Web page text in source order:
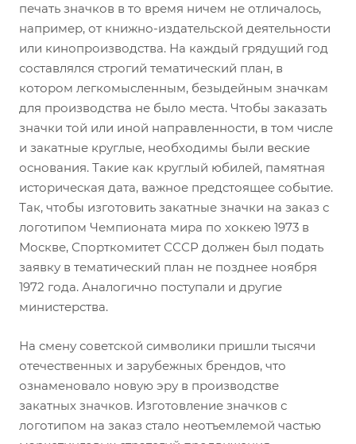
печать значков в то время ничем не отличалось,
например, от книжно-издательской деятельности
или кинопроизводства. На каждый грядущий год
составлялся строгий тематический план, в
котором легкомысленным, безыдейным значкам
для производства не было места. Чтобы заказать
значки той или иной направленности, в том числе
и закатные круглые, необходимы были веские
основания. Такие как круглый юбилей, памятная
историческая дата, важное предстоящее событие.
Так, чтобы изготовить закатные значки на заказ с
логотипом Чемпионата мира по хоккею 1973 в
Москве, Спорткомитет СССР должен был подать
заявку в тематический план не позднее ноября
1972 года. Аналогично поступали и другие
министерства.
На смену советской символики пришли тысячи
отечественных и зарубежных брендов, что
ознаменовало новую эру в производстве
закатных значков. Изготовление значков с
логотипом на заказ стало неотъемлемой частью